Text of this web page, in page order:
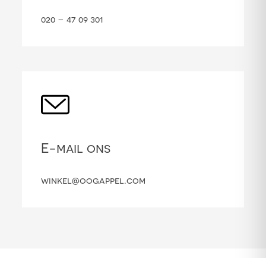
020 – 47 09 301
E-mail ons
winkel@oogappel.com